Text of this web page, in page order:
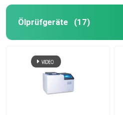
Ölprüfgeräte (17)